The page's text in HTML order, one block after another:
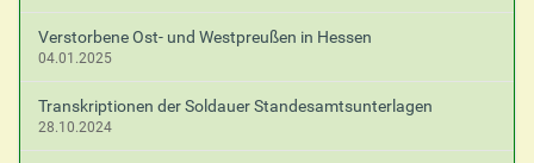
Verstorbene Ost- und Westpreußen in Hessen
04.01.2025
Transkriptionen der Soldauer Standesamtsunterlagen
28.10.2024